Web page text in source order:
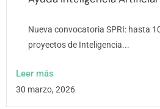
Nueva convocatoria SPRI: hasta
proyectos de Inteligencia...
Leer más
30 marzo, 2026